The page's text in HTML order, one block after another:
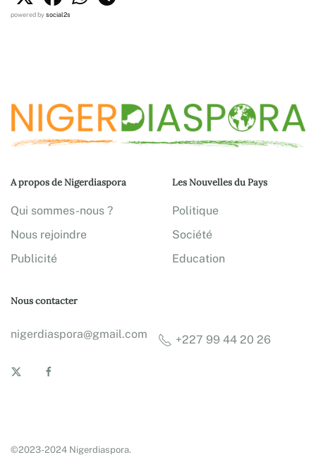
powered bysocial2s
A propos de Nigerdiaspora
Qui sommes-nous ?
Nous rejoindre
Publicité
Les Nouvelles du Pays
Politique
Société
Education
Nous contacter
nigerdiaspora@gmail.com +227 99 44 20 26
©2023-2024 Nigerdiaspora.